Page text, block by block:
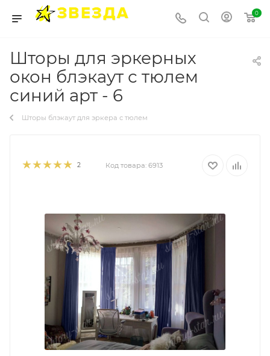
0
Шторы для эркерных
окон блэкаут с тюлем
синий арт - 6
Шторы блэкаут для эркера с тюлем
2 Код товара: 6913